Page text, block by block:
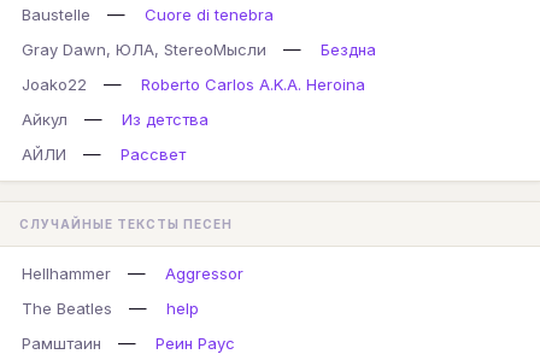
Baustelle —
Cuore di tenebra
Gray Dawn, ЮЛА, StereoМысли
—
Бездна
Joako22
—
Roberto Carlos A.K.A. Heroina
Айкул
—
Из детства
АЙЛИ
— Рассвет
СЛУЧАЙНЫЕ ТЕКСТЫ ПЕСЕН
Hellhammer —
Aggressor
The Beatles
—
help
Рамштаин
— Реин Раус